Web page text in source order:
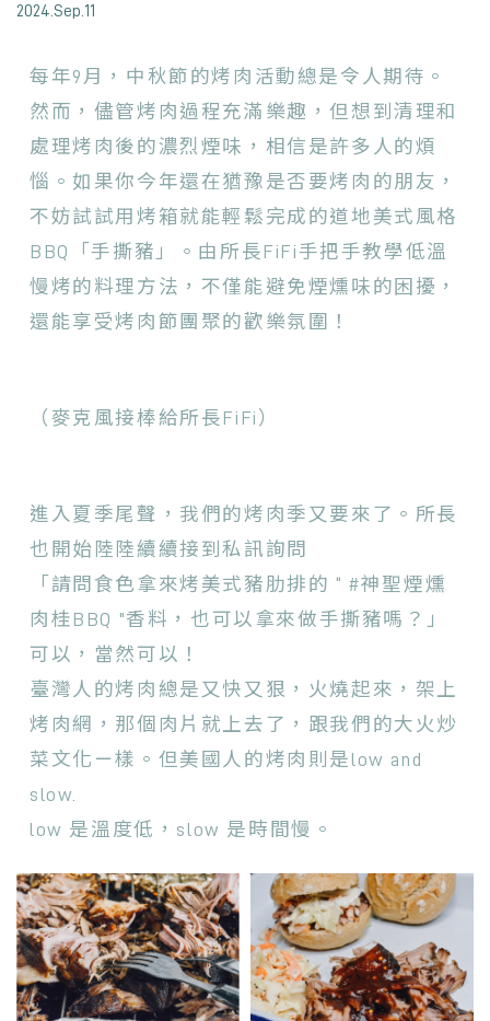
2024.Sep.11
每年9月，中秋節的烤肉活動總是令人期待。
然而，儘管烤肉過程充滿樂趣，但想到清理和
處理烤肉後的濃烈煙味，相信是許多人的煩
惱。如果你今年還在猶豫是否要烤肉的朋友，
不妨試試用烤箱就能輕鬆完成的道地美式風格
BBQ「手撕豬」。由所長FiFi手把手教學低溫
慢烤的料理方法，不僅能避免煙燻味的困擾，
還能享受烤肉節團聚的歡樂氛圍！
（麥克風接棒給所長FiFi）
進入夏季尾聲，我們的烤肉季又要來了。所長
也開始陸陸續續接到私訊詢問
「請問食色拿來烤美式豬肋排的 “ #神聖煙燻
肉桂BBQ "香料，也可以拿來做手撕豬嗎？」
可以，當然可以！
臺灣人的烤肉總是又快又狠，火燒起來，架上
烤肉網，那個肉片就上去了，跟我們的大火炒
菜文化ㄧ樣。但美國人的烤肉則是low and
slow.
low 是溫度低，slow 是時間慢。